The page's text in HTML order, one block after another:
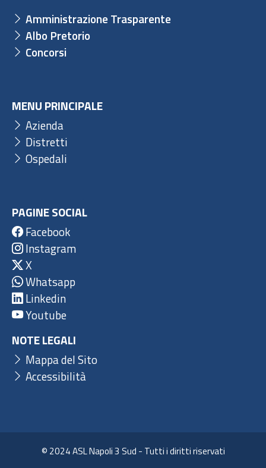
Amministrazione Trasparente
Albo Pretorio
Concorsi
MENU PRINCIPALE
Azienda
Distretti
Ospedali
PAGINE SOCIAL
Facebook
Instagram
X
Whatsapp
Linkedin
Youtube
NOTE LEGALI
Mappa del Sito
Accessibilità
© 2024 ASL Napoli 3 Sud - Tutti i diritti riservati